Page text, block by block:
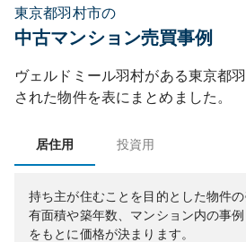
東京都羽村市の
中古マンション売買事例
ヴェルドミール羽村がある東京都
された物件を表にまとめました。
居住用 投資用
持ち主が住むことを目的とした物件の
有面積や築年数、マンション内の事
をもとに価格が決まります。